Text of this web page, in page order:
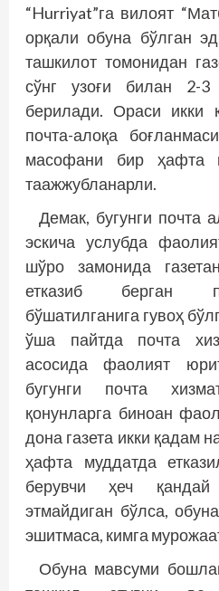
“Hurriyat”га вилоят
орқали обуна бўлган
ташкилот томонидан
сўнг узоғи билан 2-3
берилади. Ораси икки
почта-алоқа
масофани бир ҳафта
таажжубланарли.
Демак, бугунги почта
эскича услубда
шўро замонида
етказиб берган
бўшатилганига гувоҳ
ўша пайтда поч­т­­а
асосида фаолият
бугунги почта
қонунларга биноан
дона газета икки қадам
ҳафта муддатда
берувчи ҳеч
этмайдиган бўлса,
эшитмаса, кимга
Обуна мавсуми